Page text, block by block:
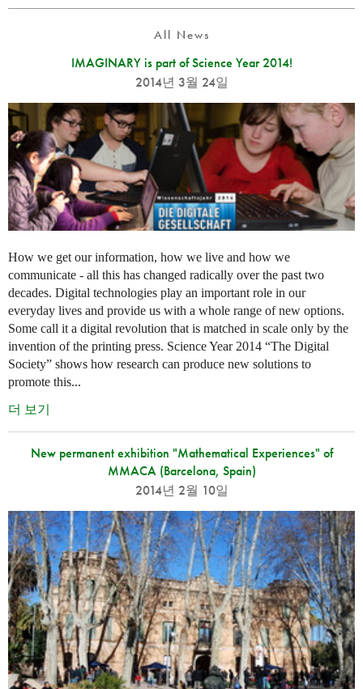
All News
IMAGINARY is part of Science Year 2014!
2014년 3월 24일
How we get our information, how we live and how we
communicate - all this has changed radically over the past two
decades. Digital technologies play an important role in our
everyday lives and provide us with a whole range of new options.
Some call it a digital revolution that is matched in scale only by the
invention of the printing press. Science Year 2014 “The Digital
Society” shows how research can produce new solutions to
promote this...
더 보기
New permanent exhibition "Mathematical Experiences" of
MMACA (Barcelona, Spain)
2014년 2월 10일